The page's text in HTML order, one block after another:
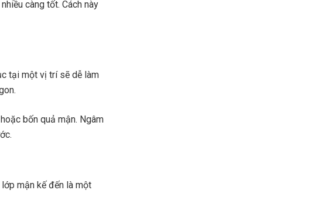
càng tốt. Cách này
tại một vị trí sẽ dễ làm
bốn quả mận. Ngâm
mận kế đến là một